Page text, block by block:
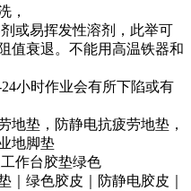
，
或易挥发性溶剂，此举可
值衰退。不能用高温铁器和
小时作业会有所下陷或有
地垫，防静电抗疲劳地垫，
地脚垫
作台胶垫绿色
｜绿色胶皮｜防静电胶皮｜